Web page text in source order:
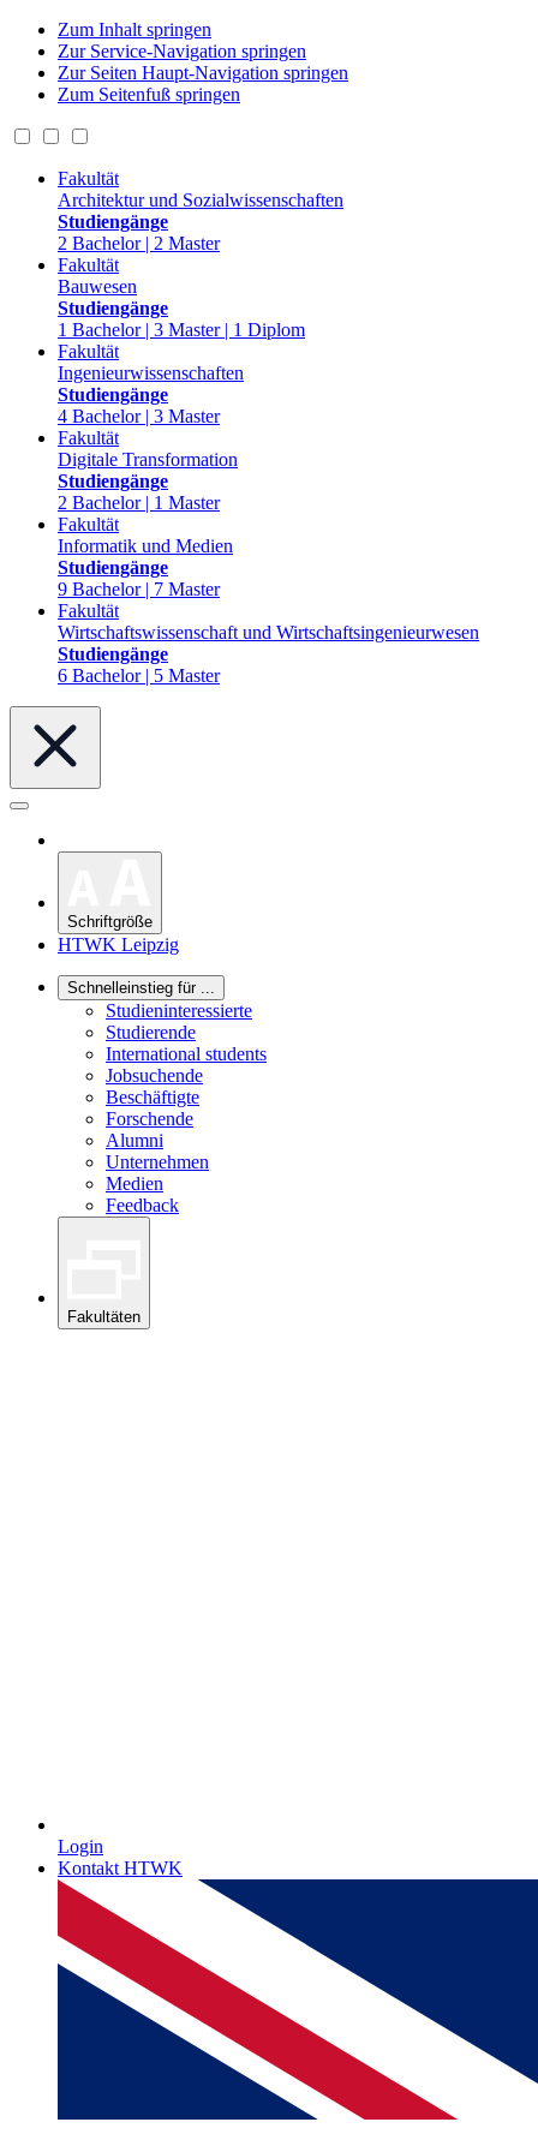
Zum Inhalt springen
Zur Service-Navigation springen
Zur Seiten Haupt-Navigation springen
Zum Seitenfuß springen
Fakultät
Architektur und Sozialwissenschaften
Studiengänge
2 Bachelor | 2 Master
Fakultät
Bauwesen
Studiengänge
1 Bachelor | 3 Master | 1 Diplom
Fakultät
Ingenieurwissenschaften
Studiengänge
4 Bachelor | 3 Master
Fakultät
Digitale Transformation
Studiengänge
2 Bachelor | 1 Master
Fakultät
Informatik und Medien
Studiengänge
9 Bachelor | 7 Master
Fakultät
Wirtschaftswissenschaft und Wirtschaftsingenieurwesen
Studiengänge
6 Bachelor | 5 Master
Schriftgröße
HTWK Leipzig
Schnelleinstieg für ...
Studieninteressierte
Studierende
International students
Jobsuchende
Beschäftigte
Forschende
Alumni
Unternehmen
Medien
Feedback
Fakultäten
Login
Kontakt HTWK